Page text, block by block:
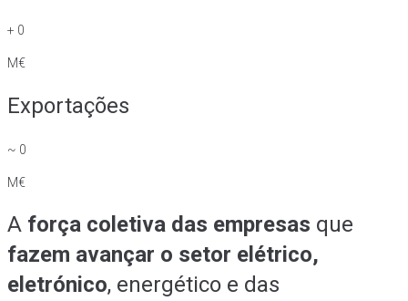
+ 0
M€
Exportações
~ 0
M€
A força coletiva das empresas que
fazem avançar o setor elétrico,
eletrónico, energético e das